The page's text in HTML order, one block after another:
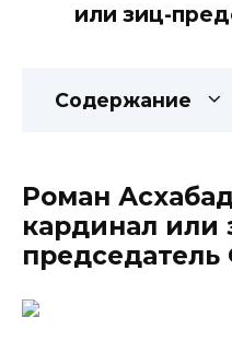
или зиц-
Содержание
Роман
кардинал или
председатель